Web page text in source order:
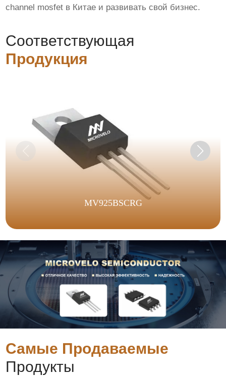
channel mosfet в Китае и развивать свой бизнес.
Соответствующая
Продукция
MV925BSCRG
Самые Продаваемые
Продукты